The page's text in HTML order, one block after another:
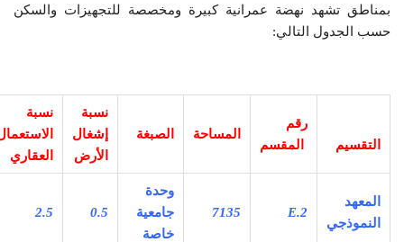
بمناطق تشهد نهضة عمرانية كبيرة ومخصصة للتجهيزات والسكن
حسب الجدول التالي:
التقسيم
رقم
المقسم
المساحة الصبغة
نسبة
إشغال
الأرض
نسبة
العقاري
المعهد
النموذجي
E.2
7135
وحدة
جامعية
خاصة
0.5
2.5